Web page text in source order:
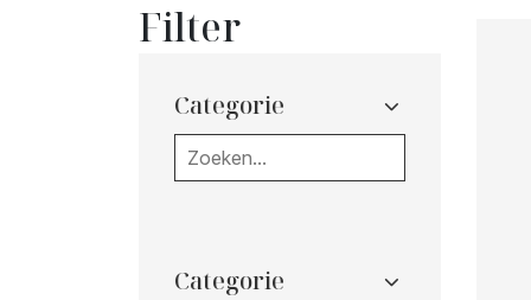
Filter
Categorie
Categorie